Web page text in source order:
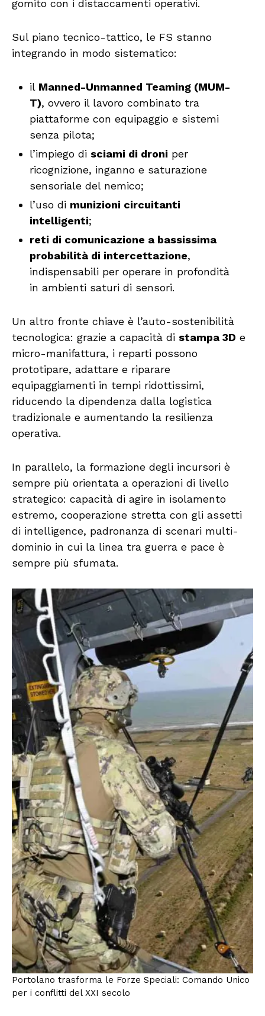
gomito con i distaccamenti operativi.
Sul piano tecnico-tattico, le FS stanno
integrando in modo sistematico:
il Manned-Unmanned Teaming (MUM-
T), ovvero il lavoro combinato tra
piattaforme con equipaggio e sistemi
senza pilota;
l’impiego di sciami di droni per
ricognizione, inganno e saturazione
sensoriale del nemico;
l’uso di munizioni circuitanti
intelligenti;
reti di comunicazione a bassissima
probabilità di intercettazione,
indispensabili per operare in profondità
in ambienti saturi di sensori.
Un altro fronte chiave è l’auto-sostenibilità
tecnologica: grazie a capacità di stampa 3D e
micro-manifattura, i reparti possono
prototipare, adattare e riparare
equipaggiamenti in tempi ridottissimi,
riducendo la dipendenza dalla logistica
tradizionale e aumentando la resilienza
operativa.
In parallelo, la formazione degli incursori è
sempre più orientata a operazioni di livello
strategico: capacità di agire in isolamento
estremo, cooperazione stretta con gli assetti
di intelligence, padronanza di scenari multi-
dominio in cui la linea tra guerra e pace è
sempre più sfumata.
Portolano trasforma le Forze Speciali: Comando Unico
per i conflitti del XXI secolo